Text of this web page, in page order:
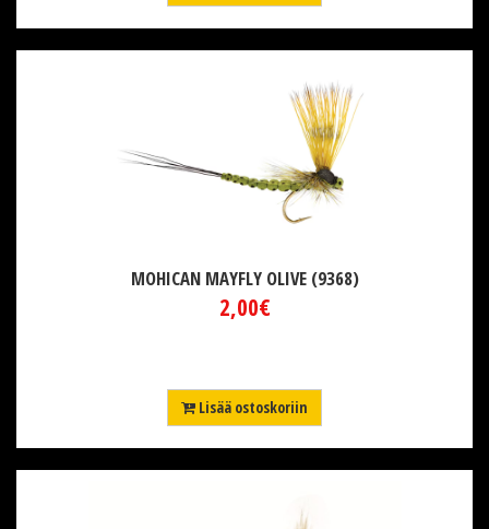
MOHICAN MAYFLY OLIVE (9368)
2,00€
Lisää ostoskoriin